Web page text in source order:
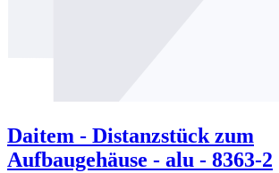
Daitem - Distanzstück zum
Aufbaugehäuse - alu - 8363-2